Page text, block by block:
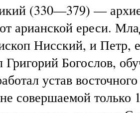
(330—379) —
арианской ереси.
Нисский, и Петр,
Григорий Богослов,
устав
совершаемой только